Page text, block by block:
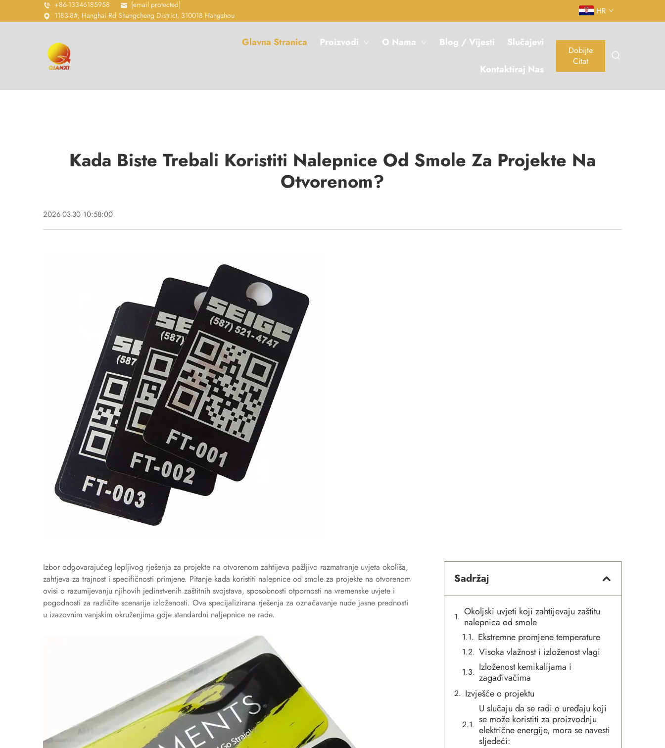
+86-13346185958
[email protected]
1183-8#, Hanghai Rd Shangcheng District, 310018 Hangzhou
HR
Glavna Stranica Proizvodi O Nama Blog / Vijesti Slučajevi
Kontaktiraj Nas
Dobijte
Citat
Kada Biste Trebali Koristiti Nalepnice Od Smole Za Projekte Na
Otvorenom?
2026-03-30 10:58:00
Izbor odgovarajućeg lepljivog rješenja za projekte na otvorenom zahtijeva pažljivo razmatranje uvjeta okoliša,
zahtjeva za trajnost i specifičnosti primjene. Pitanje kada koristiti nalepnice od smole za projekte na otvorenom
ovisi o razumijevanju njihovih jedinstvenih zaštitnih svojstava, sposobnosti otpornosti na vremenske uvjete i
pogodnosti za različite scenarije izloženosti. Ova specijalizirana rješenja za označavanje nude jasne prednosti
u izazovnim vanjskim okruženjima gdje standardni naljepnice ne rade.
Sadržaj
Okoljski uvjeti koji zahtijevaju zaštitu
nalepnica od smole
Ekstremne promjene temperature
Visoka vlažnost i izloženost vlagi
Izloženost kemikalijama i
zagađivačima
Izvješće o projektu
U slučaju da se radi o uređaju koji
se može koristiti za proizvodnju
električne energije, mora se navesti
sljedeći: